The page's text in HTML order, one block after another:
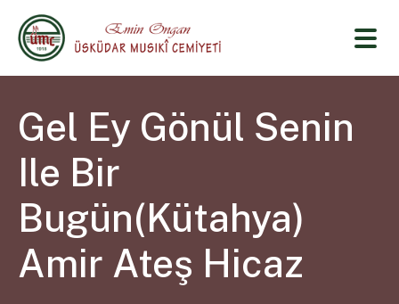
Gel Ey Gönül Senin
Ile Bir
Bugün(Kütahya)
Amir Ateş Hicaz